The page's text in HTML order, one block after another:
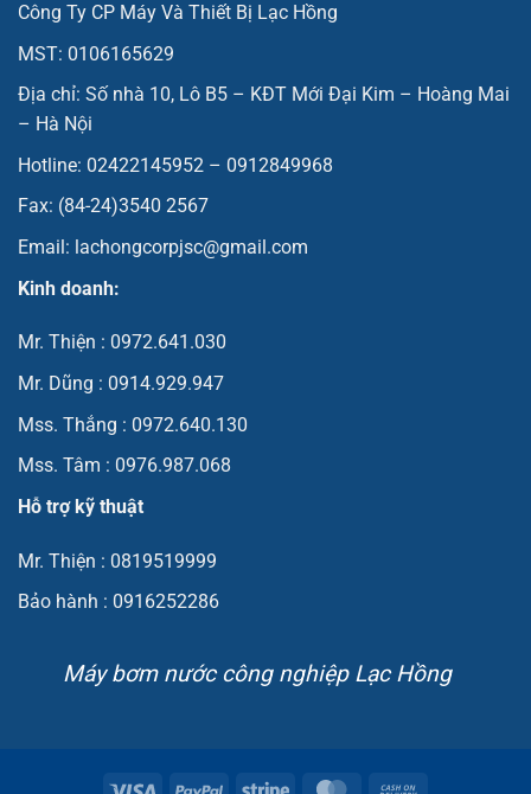
Công Ty CP Máy Và Thiết Bị Lạc Hồng
MST: 0106165629
Địa chỉ: Số nhà 10, Lô B5 – KĐT Mới Đại Kim – Hoàng Mai
– Hà Nội
Hotline: 02422145952 – 0912849968
Fax: (84-24)3540 2567
Email: lachongcorpjsc@gmail.com
Kinh doanh:
Mr. Thiện : 0972.641.030
Mr. Dũng : 0914.929.947
Mss. Thắng : 0972.640.130
Mss. Tâm : 0976.987.068
Hỗ trợ kỹ thuật
Mr. Thiện : 0819519999
Bảo hành : 0916252286
Máy bơm nước công nghiệp Lạc Hồng
Visa PayPal Stripe MasterCard